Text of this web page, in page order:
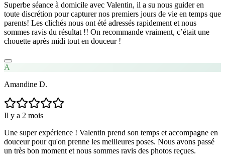
Superbe séance à domicile avec Valentin, il a su nous guider en
toute discrétion pour capturer nos premiers jours de vie en temps que
parents! Les clichés nous ont été adressés rapidement et nous
sommes ravis du résultat !! On recommande vraiment, c’était une
chouette après midi tout en douceur !
A
Amandine D.
Il y a 2 mois
Une super expérience ! Valentin prend son temps et accompagne en
douceur pour qu'on prenne les meilleures poses. Nous avons passé
un très bon moment et nous sommes ravis des photos reçues.